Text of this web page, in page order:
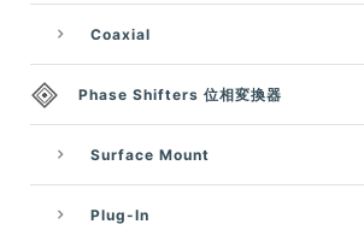
Coaxial
Phase Shifters 位相変換器
Surface Mount
Plug-In